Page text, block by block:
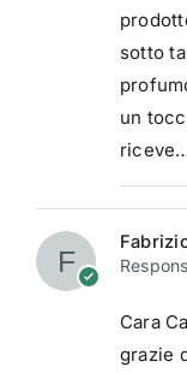
sotto
un
Cara
grazie